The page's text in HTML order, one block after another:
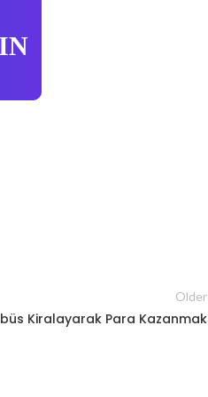
Older
Kiralayarak Para Kazanmak